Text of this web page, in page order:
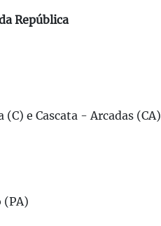
República
e Cascata - Arcadas (CA)
(PA)